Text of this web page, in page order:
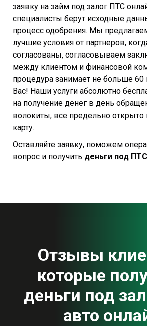
заявку на займ под залог ПТС
специалисты берут исходные
процесс одобрения. Мы
лучшие условия от партнеров,
согласованы, согласовываем
между клиентом и финансовой
процедура занимает не больше 60
Вас! Наши услуги абсолютно
на получение денег в день
волокиты, все предельно открыто
карту.
Оставляйте заявку, поможем
вопрос и получить деньги под
Отзывы
которые
деньги под
авто